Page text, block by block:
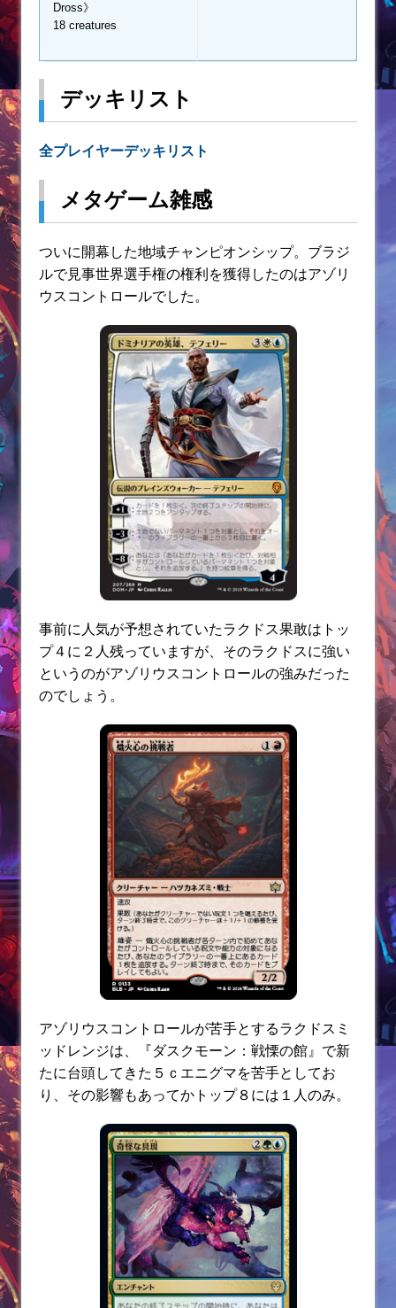
Dross》
18 creatures
デッキリスト
全プレイヤーデッキリスト
メタゲーム雑感
ついに開幕した地域チャンピオンシップ。ブラジ
ルで見事世界選手権の権利を獲得したのはアゾリ
ウスコントロールでした。
事前に人気が予想されていたラクドス果敢はトッ
プ４に２人残っていますが、そのラクドスに強い
というのがアゾリウスコントロールの強みだった
のでしょう。
アゾリウスコントロールが苦手とするラクドスミ
ッドレンジは、『ダスクモーン：戦慄の館』で新
たに台頭してきた５ｃエニグマを苦手としてお
り、その影響もあってかトップ８には１人のみ。